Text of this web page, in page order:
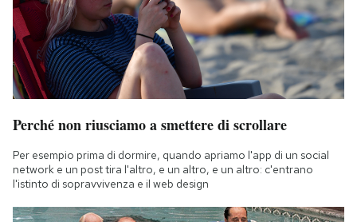
Perché non riusciamo a smettere di scrollare
Per esempio prima di dormire, quando apriamo l'app di un social
network e un post tira l'altro, e un altro, e un altro: c'entrano
l'istinto di sopravvivenza e il web design